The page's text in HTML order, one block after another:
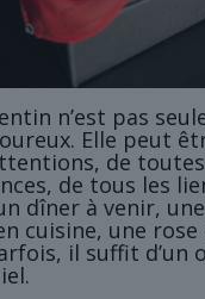
n’est pas
Elle peut
de
de tous les
dîner à venir, une
cuisine, une rose
il suffit d’un